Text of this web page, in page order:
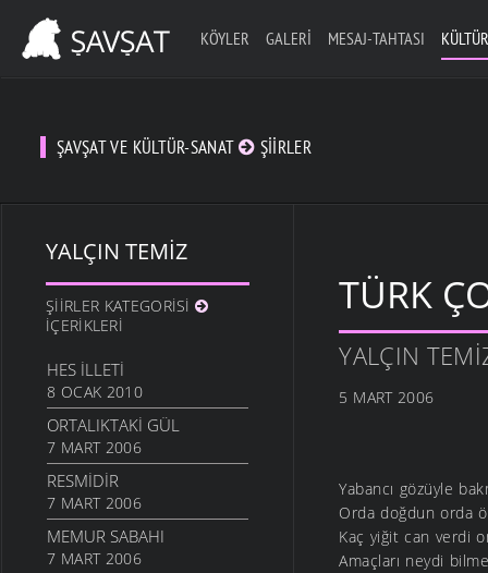
KÖYLER GALERI MESAJ-TAHTASI
ŞAVŞAT VE KÜLTÜR-SANAT ŞIIRLER
YALÇIN TEMIZ
ŞIIRLER KATEGORISI
İÇERIKLERI
HES İLLETI
8 OCAK 2010
ORTALIKTAKI GÜL
7 MART 2006
RESMIDIR
7 MART 2006
MEMUR SABAHI
7 MART 2006
TÜRK
YALÇIN
5 MART 2006
Yabancı gözüyle
Orda doğdun orda
Kaç yiğit can verdi
Amaçları neydi